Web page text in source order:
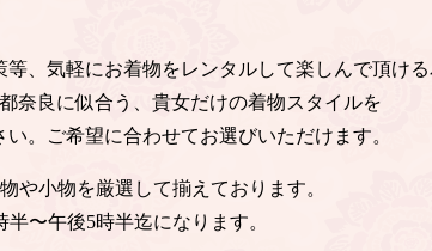
、気軽にお着物をレンタルして楽しんで頂け
奈良に似合う、貴女だけの着物スタイルを
。ご希望に合わせてお選びいただけます。
や小物を厳選して揃えております。
〜午後5時半迄になります。